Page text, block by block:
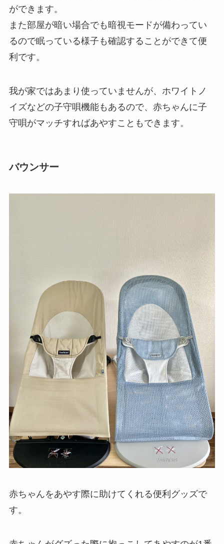
ができます。
また部屋が暗い場合でも暗視モードが備わってい
るので眠っている様子も確認することができて便
利です。
我が家ではあまり使っていませんが、ホワイトノ
イズなどの子守唄機能もあるので、赤ちゃんに子
守唄がマッチすればあやすこともできます。
バウンサー
赤ちゃんをあやす際に助けてくれる便利グッズで
す。